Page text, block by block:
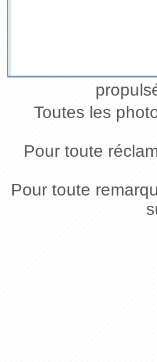
Toutes les
Pour toute
Pour toute